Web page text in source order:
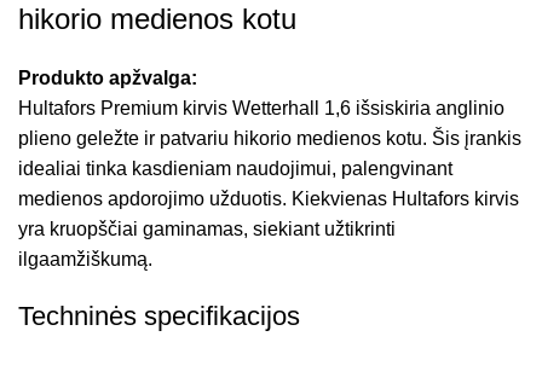
hikorio medienos kotu
Produkto apžvalga:
Hultafors Premium kirvis Wetterhall 1,6 išsiskiria anglinio
plieno geležte ir patvariu hikorio medienos kotu. Šis įrankis
idealiai tinka kasdieniam naudojimui, palengvinant
medienos apdorojimo užduotis. Kiekvienas Hultafors kirvis
yra kruopščiai gaminamas, siekiant užtikrinti
ilgaamžiškumą.
Techninės specifikacijos